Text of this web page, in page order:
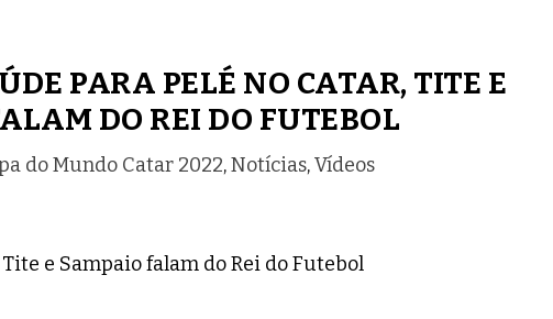
PARA PELÉ NO CATAR, TITE E
DO REI DO FUTEBOL
do Mundo Catar 2022,Notícias,Vídeos